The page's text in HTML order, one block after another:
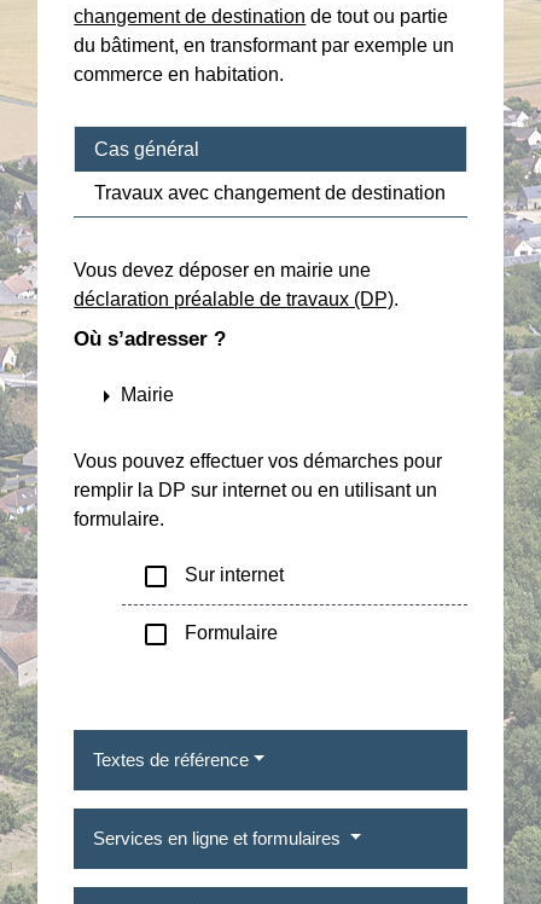
changement de destination de tout ou partie
du bâtiment, en transformant par exemple un
commerce en habitation.
Cas général
Travaux avec changement de destination
Vous devez déposer en mairie une
déclaration préalable de travaux (DP).
Où s’adresser ?
arrow_right Mairie
Vous pouvez effectuer vos démarches pour
remplir la DP sur internet ou en utilisant un
formulaire.
check_box_outline_blank Sur internet
check_box_outline_blank Formulaire
Textes de référence
Services en ligne et formulaires